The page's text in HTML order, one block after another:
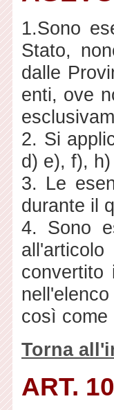
1.Sono
Stato,
dalle
enti, ove
2. Si
d) e), f),
3. Le
durante il
4. Sono
convertito
così come
Torna
ART.